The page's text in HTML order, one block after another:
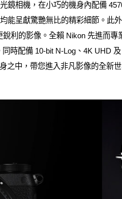
鏡相機，在小巧的機身內配備
能呈獻驚艷無比的精彩細節。此
利的影像。全賴 Nikon 先進而
時配備 10-bit N-Log、4K UHD
之中，帶您進入非凡影像的全新世